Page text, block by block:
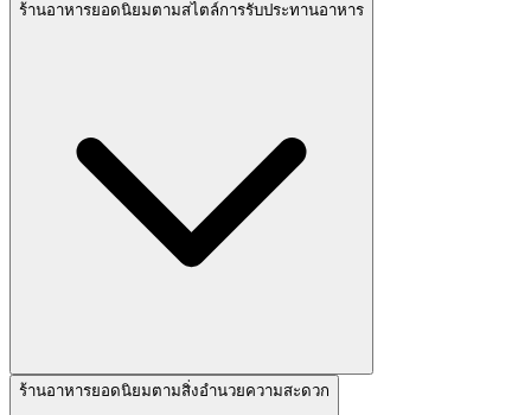
ร้านอาหารยอดนิยมตามสไตล์การรับประทานอาหาร
ร้านอาหารยอดนิยมตามสิ่งอำนวยความสะดวก